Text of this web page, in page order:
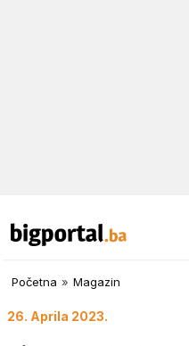
Početna » Magazin
26. Aprila 2023.